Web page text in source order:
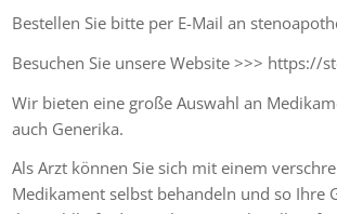
Bestellen Sie bitte per E-Mail an
Besuchen Sie unsere Website >>> https://
Wir bieten eine große Auswahl an
auch Generika.
Als Arzt können Sie sich mit einem
Medikament selbst behandeln und so Ihre